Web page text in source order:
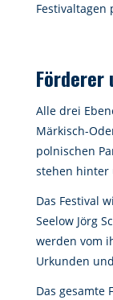
Festivaltagen
Förderer
Alle drei
Märkisch-
polnischen
stehen hinter
Das Festival
Seelow Jörg
werden vom
Urkunden
Das gesamte